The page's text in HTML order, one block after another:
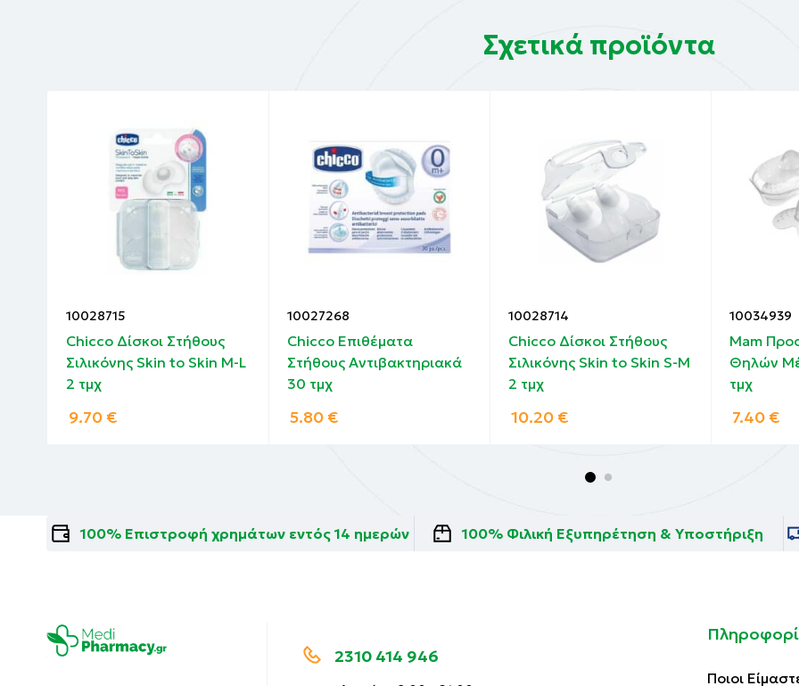
Σχετικά προϊόντα
10028715
Chicco Δίσκοι Στήθους
Σιλικόνης Skin to Skin M-L
2 τμχ
9.70 €
10027268
Chicco Επιθέματα
Στήθους Αντιβακτηριακά
30 τμχ
5.80 €
10028714
Chicco Δίσκοι Στήθους
Σιλικόνης Skin to Skin S-M
2 τμχ
10.20 €
10034939
Mam
Θηλών
τμχ
7.40 €
100% Επιστροφή χρημάτων εντός 14 ημερών 100% Φιλική Εξυπηρέτηση & Υποστήριξη
2310 414 946
Ποιοι